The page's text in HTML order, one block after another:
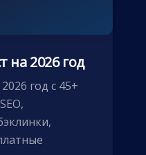
на 2026 год
год с 45+